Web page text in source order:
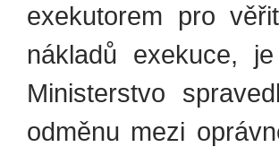
exekutorem pro
nákladů exekuce,
Ministerstvo
odměnu mezi